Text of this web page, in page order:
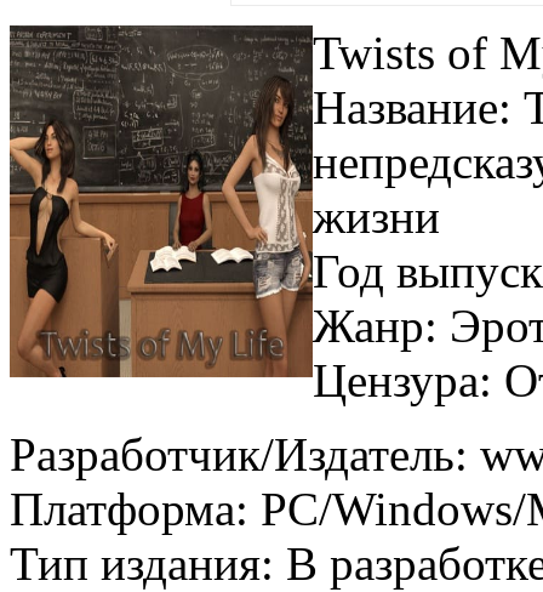
Twists of
Название:
жизни
Год
Жанр:
Цензура:
Разработчик/Издатель:
Платформа: PC/
Тип издания: В